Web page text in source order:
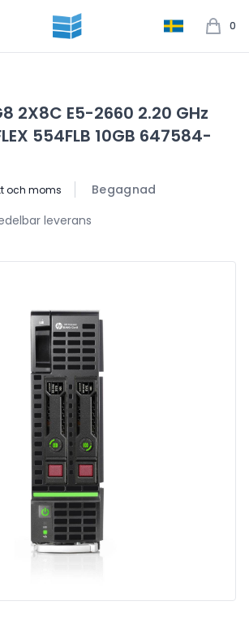
0
2X8C E5-2660 2.20 GHz
554FLB 10GB 647584-
och moms
Begagnad
leverans